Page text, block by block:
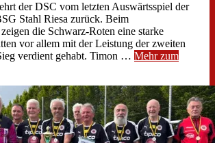
der DSC vom letzten Auswärtsspiel der
Stahl Riesa zurück. Beim
die Schwarz-Roten eine starke
vor allem mit der Leistung der zweiten
verdient gehabt. Timon … Mehr zum